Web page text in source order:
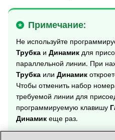
Примечание:
Не используйте
Трубка и Динамик для
параллельной линии. При
Трубка или Динамик
Чтобы отменить набор
требуемой линии для
программируемую клавишу
Динамик еще раз.